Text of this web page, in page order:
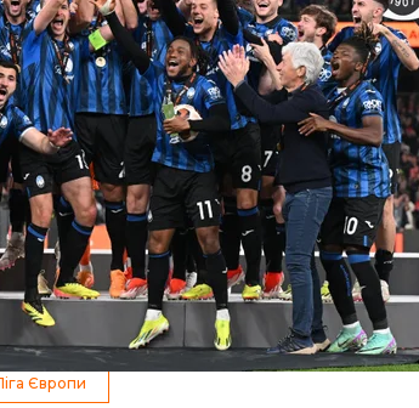
вдалося перервати довгу
51 матч поспіль. До цього їм
у такий спосіб багаторічну
путівку на Євро-2024
Європи